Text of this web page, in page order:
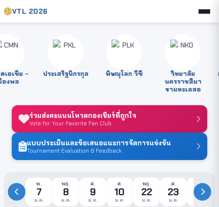
VTL 2026
เซีย -
พล
ประเสริฐนิกรกุล พิษณุโลก วีซี
วิทยาลัย
นครราชสีมา
ขามทะเลสอ
ร่วมส่งคะแนนโหวตกองเชียร์ที่ถูกใจ
Vote for Your Favorite Fan Club
แบบประเมินและข้อเสนอแนะการจัดการแข่งขัน
Tournament Evaluation & Feedback
พ.
7
ม.ค.
พฤ.
8
ม.ค.
ศ.
9
ม.ค.
ส.
10
ม.ค.
พฤ.
22
ม.ค.
ศ.
23
ม.ค.
ส.
24
ม.ค.